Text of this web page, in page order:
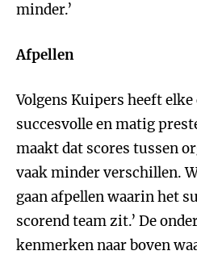
minder.’
Afpellen
Volgens Kuipers heeft
succesvolle en matig
maakt dat scores tussen
vaak minder verschillen.
gaan afpellen waarin het
scorend team zit.’ De
kenmerken naar boven